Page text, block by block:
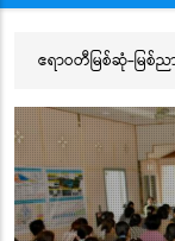
ဧရာဝတီမြစ်ဆုံ-မြစ်ည
တွေ့ဆုံဆွေးနွေး